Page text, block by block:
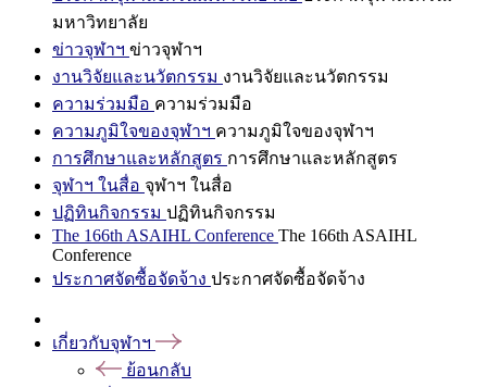
มหาวิทยาลัย
ข่าวจุฬาฯ ข่าวจุฬาฯ
งานวิจัยและนวัตกรรม งานวิจัยและนวัตกรรม
ความร่วมมือ ความร่วมมือ
ความภูมิใจของจุฬาฯ ความภูมิใจของจุฬาฯ
การศึกษาและหลักสูตร การศึกษาและหลักสูตร
จุฬาฯ ในสื่อ จุฬาฯ ในสื่อ
ปฏิทินกิจกรรม ปฏิทินกิจกรรม
The 166th ASAIHL Conference The 166th ASAIHL
Conference
ประกาศจัดซื้อจัดจ้าง ประกาศจัดซื้อจัดจ้าง
เกี่ยวกับจุฬาฯ
ย้อนกลับ